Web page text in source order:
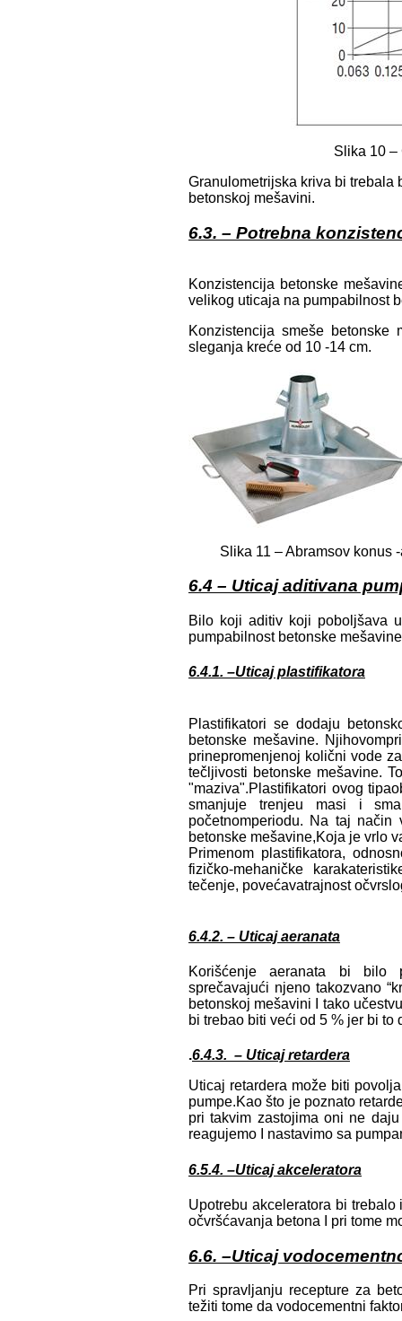
Slika 10 –
Granulometrijska kriva bi trebala
betonskoj mešavini.
6.3. – Potrebna
Konzistencija betonske
velikog uticaja na pumpabilnost
Konzistencija smeše
sleganja kreće od 10 -14 cm.
Slika 11 – Abramsov konus
6.4 – Uticaj aditivana
Bilo koji aditiv koji poboljšava
pumpabilnost betonske
6.4.1. –Uticaj plastifikatora
Plastifikatori se dodaju
betonske mešavine.
prinepromenjenoj količni vode
tečljivosti betonske mešavine.
"maziva".Plastifikatori ovog
smanjuje trenjeu masi i
početnomperiodu. Na taj
betonske mešavine,Koja je vrlo
Primenom plastifikatora,
fizičko-mehaničke
tečenje, povećavatrajnost
6.4.2. – Uticaj aeranata
Korišćenje aeranata bi bilo
sprečavajući njeno takozvano
betonskoj mešavini I tako
bi trebao biti veći od 5 % jer bi
.6.4.3. – Uticaj retardera
Uticaj retardera može biti
pumpe.Kao što je poznato
pri takvim zastojima oni ne
reagujemo I nastavimo sa
6.5.4. –Uticaj akceleratora
Upotrebu akceleratora bi
očvršćavanja betona I pri tome
6.6. –Uticaj
Pri spravljanju recepture za
težiti tome da vodocementni